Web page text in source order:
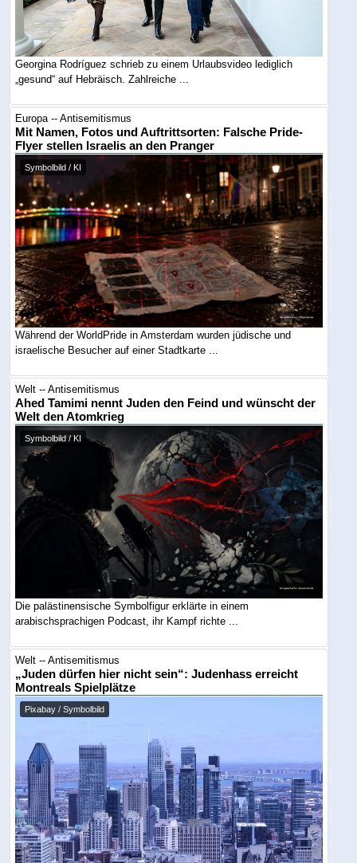
Georgina Rodríguez schrieb zu einem Urlaubsvideo lediglich
„gesund“ auf Hebräisch. Zahlreiche ...
Europa -- Antisemitismus
Mit Namen, Fotos und Auftrittsorten: Falsche Pride-
Flyer stellen Israelis an den Pranger
Symbolbild / KI
Während der WorldPride in Amsterdam wurden jüdische und
israelische Besucher auf einer Stadtkarte ...
Welt -- Antisemitismus
Ahed Tamimi nennt Juden den Feind und wünscht der
Welt den Atomkrieg
Symbolbild / KI
Die palästinensische Symbolfigur erklärte in einem
arabischsprachigen Podcast, ihr Kampf richte ...
Welt -- Antisemitismus
„Juden dürfen hier nicht sein“: Judenhass erreicht
Montreals Spielplätze
Pixabay / Symbolbild